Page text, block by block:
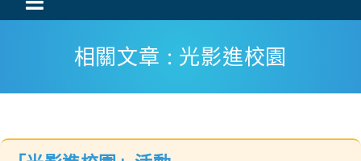
Toggle
Navigation
活動消息
相關文章 : 光影進校園